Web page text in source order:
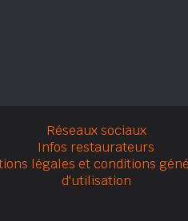
Réseaux sociaux
Infos restaurateurs
légales et conditions
d'utilisation